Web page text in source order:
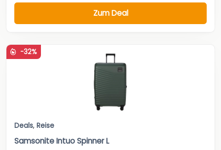
Zum Deal
-32%
Deals, Reise
Samsonite Intuo Spinner L